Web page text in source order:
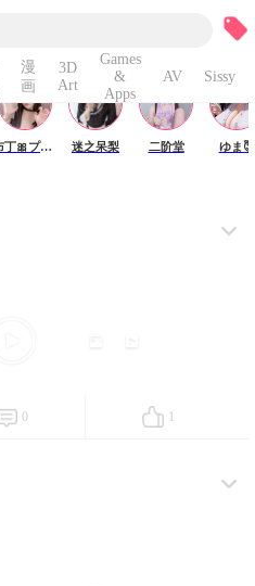
漫
画
3D
Art
Games
&
Apps
AV Sissy
布丁🎀プリン 迷之呆梨 二阶堂 ゆま😇
0 1